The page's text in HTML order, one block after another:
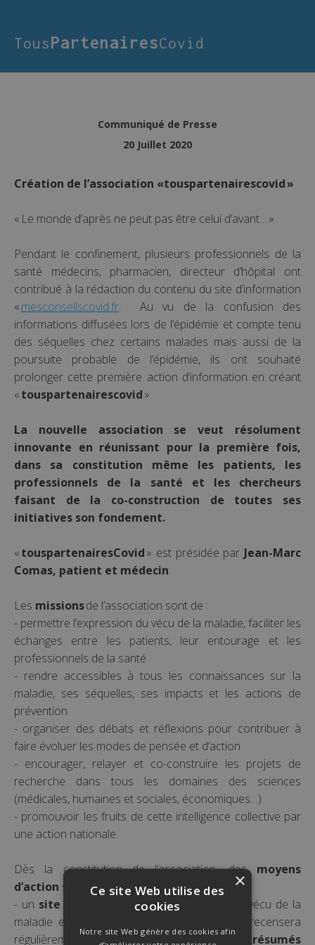
TousPartenairesCovid
Communiqué de Presse
20 Juillet 2020
Création de l’association «touspartenairescovid »
« Le monde d’après ne peut pas être celui d’avant… »
Pendant le confinement, plusieurs professionnels de la
santé médecins, pharmacien, directeur d’hôpital ont
contribué à la rédaction du contenu du site d’information
«mesconseilscovid.fr. Au vu de la confusion des
informations diffusées lors de l’épidémie et compte tenu
des séquelles chez certains malades mais aussi de la
poursuite probable de l’épidémie, ils ont souhaité
prolonger cette première action d’information en créant
«touspartenairescovid».
La nouvelle association se veut résolument
innovante en réunissant pour la première fois,
dans sa constitution même les patients, les
professionnels de la santé et les chercheurs
faisant de la co-construction de toutes ses
initiatives son fondement.
«touspartenairesCovid» est présidée par Jean-Marc
Comas, patient et médecin.
Les missionsde l’association sont de :
- permettre l’expression du vécu de la maladie, faciliter les
échanges entre les patients, leur entourage et les
professionnels de la santé
- rendre accessibles à tous les connaissances sur la
maladie, ses séquelles, ses impacts et les actions de
prévention
- organiser des débats et réflexions pour contribuer à
faire évoluer les modes de pensée et d’action
- encourager, relayer et co-construire les projets de
recherche dans tous les domaines des sciences
(médicales, humaines et sociales, économiques…)
- promouvoir les fruits de cette intelligence collective par
une action nationale.
Dès la constitution de l’association, des moyens
d’action sont mis en place :
- un site
dédié permettant d’échanger sur le vécu de la
maladie et s’informer via un
. Ce site recensera
régulièrement une collection d’ articles et de résumés
×
Ce site Web utilise des
cookies
Notre site Web génère des cookies afin